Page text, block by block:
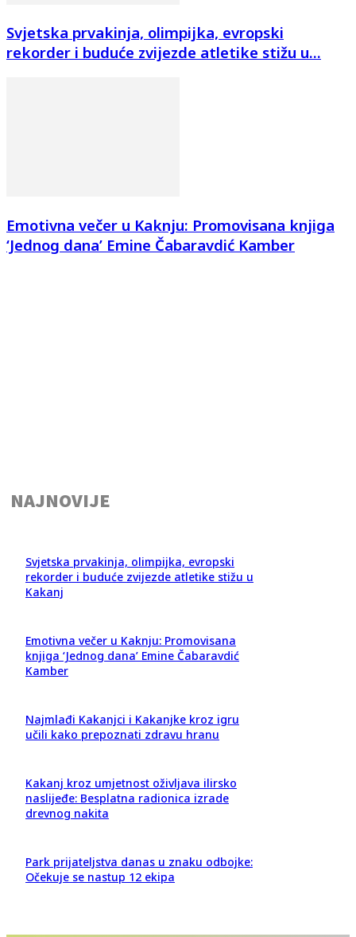
Svjetska prvakinja, olimpijka, evropski
rekorder i buduće zvijezde atletike stižu u...
Emotivna večer u Kaknju: Promovisana knjiga
‘Jednog dana’ Emine Čabaravdić Kamber
NAJNOVIJE
Svjetska prvakinja, olimpijka, evropski
rekorder i buduće zvijezde atletike stižu u
Kakanj
Emotivna večer u Kaknju: Promovisana
knjiga ‘Jednog dana’ Emine Čabaravdić
Kamber
Najmlađi Kakanjci i Kakanjke kroz igru
učili kako prepoznati zdravu hranu
Kakanj kroz umjetnost oživljava ilirsko
naslijeđe: Besplatna radionica izrade
drevnog nakita
Park prijateljstva danas u znaku odbojke:
Očekuje se nastup 12 ekipa